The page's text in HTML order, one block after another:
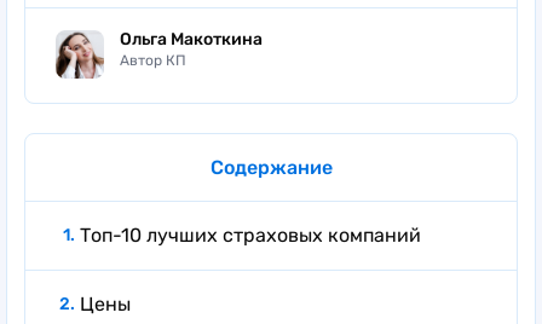
Ольга Макоткина
Автор КП
Содержание
Топ-10 лучших страховых компаний
Цены